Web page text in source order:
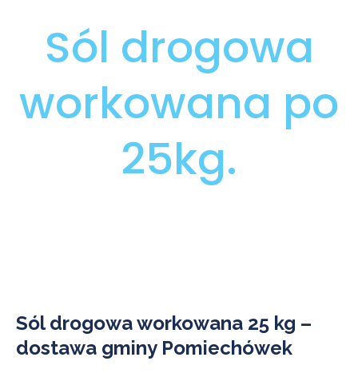
Sól drogowa
workowana po
25kg.
Sól drogowa workowana 25 kg –
dostawa gminy Pomiechówek